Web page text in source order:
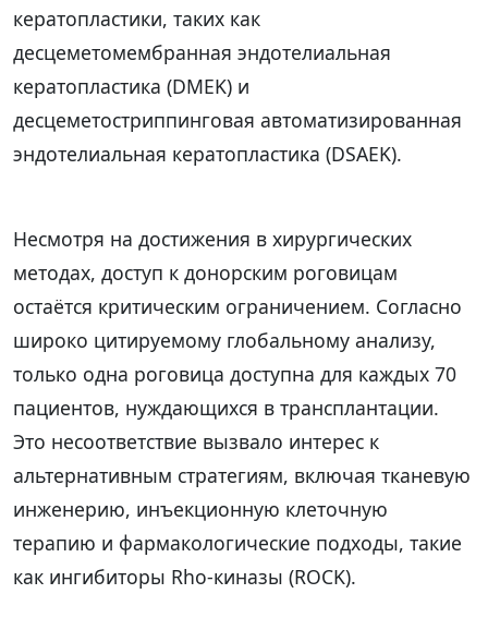
кератопластики, таких как
десцеметомембранная эндотелиальная
кератопластика (DMEK) и
десцеметостриппинговая автоматизированная
эндотелиальная кератопластика (DSAEK).
Несмотря на достижения в хирургических
методах, доступ к донорским роговицам
остаётся критическим ограничением. Согласно
широко цитируемому глобальному анализу,
только одна роговица доступна для каждых 70
пациентов, нуждающихся в трансплантации.
Это несоответствие вызвало интерес к
альтернативным стратегиям, включая тканевую
инженерию, инъекционную клеточную
терапию и фармакологические подходы, такие
как ингибиторы Rho-киназы (ROCK).